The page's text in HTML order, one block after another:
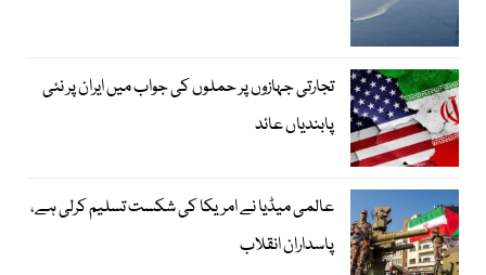
تجارتی جہازوں پر حملوں کی جواب میں ایران پر نئی
پابندیاں عائد
عالمی میڈیا نے امریکا کی شکست تسلیم کرلی ہے،
پاسداران انقلاب